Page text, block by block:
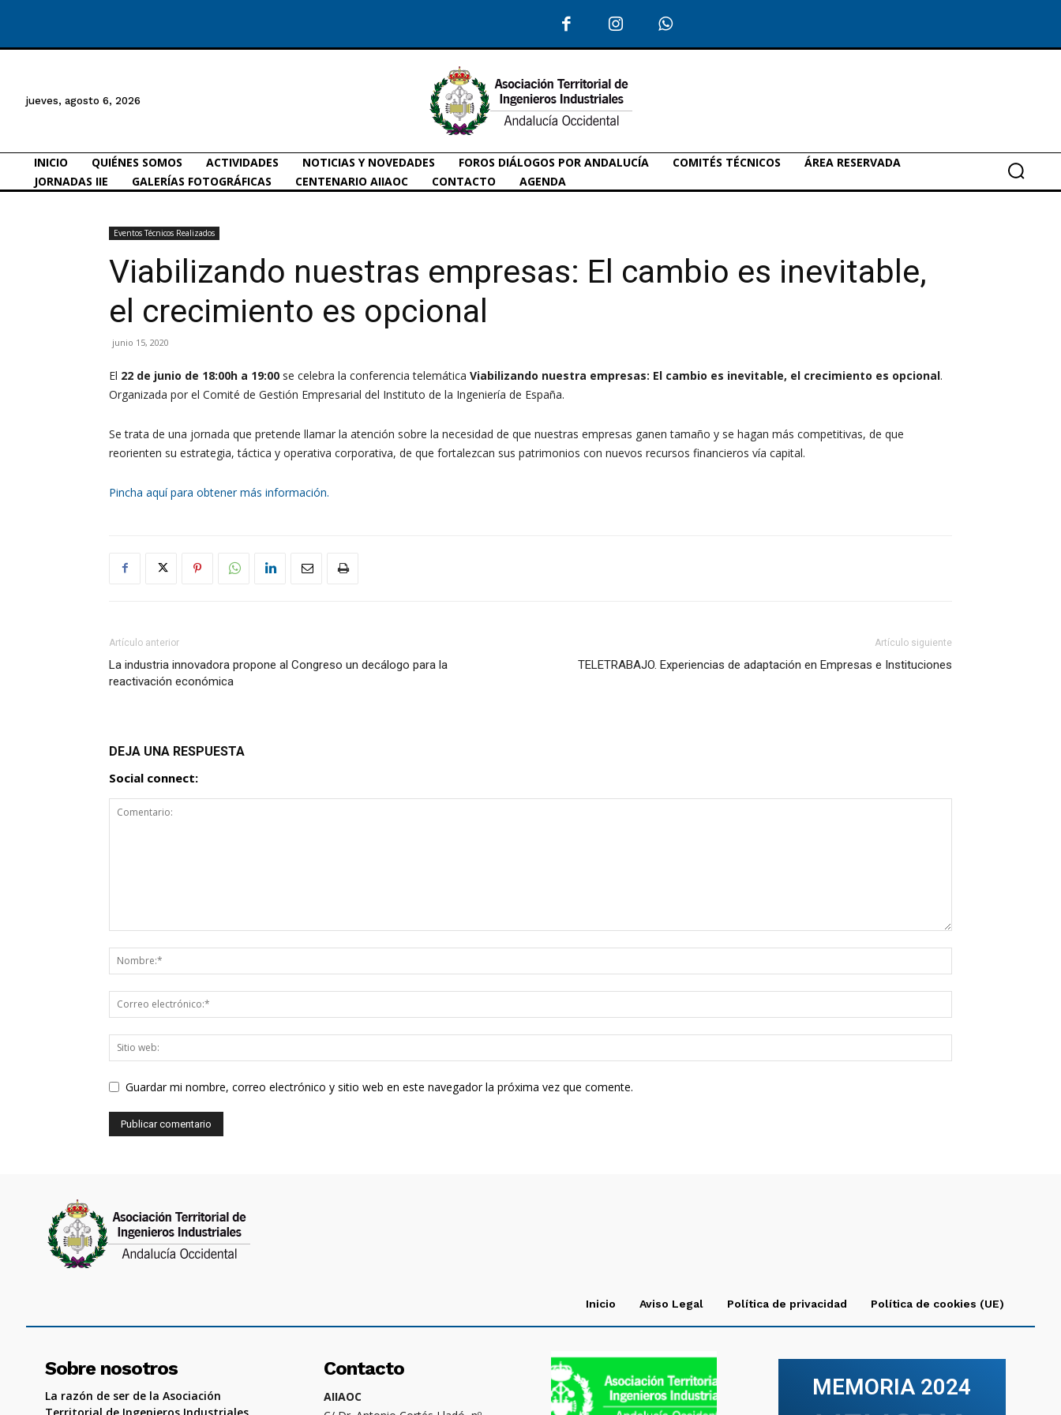
jueves, agosto 6, 2026
INICIO QUIÉNES SOMOS ACTIVIDADES NOTICIAS Y NOVEDADES FOROS DIÁLOGOS POR ANDALUCÍA COMITÉS TÉCNICOS
ÁREA RESERVADA
JORNADAS IIE
GALERÍAS FOTOGRÁFICAS CENTENARIO AIIAOC CONTACTO AGENDA
Eventos Técnicos Realizados
Viabilizando nuestras empresas: El cambio es inevitable,
el crecimiento es opcional
junio 15, 2020
El 22 de junio de 18:00h a 19:00 se celebra la conferencia telemática Viabilizando nuestra empresas: El cambio es inevitable, el crecimiento es opcional.
Organizada por el Comité de Gestión Empresarial del Instituto de la Ingeniería de España.
Se trata de una jornada que pretende llamar la atención sobre la necesidad de que nuestras empresas ganen tamaño y se hagan más competitivas, de que
reorienten su estrategia, táctica y operativa corporativa, de que fortalezcan sus patrimonios con nuevos recursos financieros vía capital.
Pincha aquí para obtener más información.
Artículo anterior
La industria innovadora propone al Congreso un decálogo para la
reactivación económica
Artículo siguiente
TELETRABAJO. Experiencias de adaptación en Empresas e Instituciones
DEJA UNA RESPUESTA
Social connect:
Guardar mi nombre, correo electrónico y sitio web en este navegador la próxima vez que comente.
Inicio Aviso Legal Política de privacidad Política de cookies (UE)
Sobre nosotros
La razón de ser de la Asociación
Contacto
AIIAOC
MEMORIA 2024